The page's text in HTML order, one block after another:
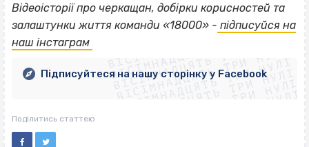
Відеоісторії про черкащан, добірки корисностей та
залаштунки життя команди «18000» - підписуйся на
наш інстаграм
ВІСІМНАДЦЯТЬ ТРИ НУЛІ
ВІСІМНАДЦЯТЬ ТРИ НУЛІ
ВІСІМНАДЦЯТЬ ТРИ НУЛІ
ВІСІМНАДЦЯТЬ ТРИ НУЛІ
ВІСІМНАДЦЯТЬ ТРИ НУЛІ
ВІСІМНАДЦЯТЬ ТРИ НУЛІ
ВІСІМНАДЦЯТЬ ТРИ НУЛІ
ВІСІМНАДЦЯТЬ ТРИ НУЛІ
Підписуйтеся на нашу сторінку у Facebook
Поділитись статтею